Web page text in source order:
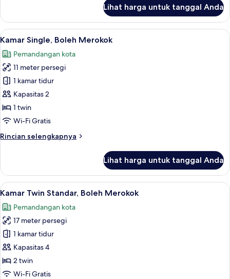
Kamar
Lihat harga untuk tanggal Anda
Lihat
semua
foto
untuk
Kamar
Single,
Boleh
Merokok
Selimut bulu angsa, meja kerja, tirai
10
Kamar Single, Boleh Merokok
Pemandangan kota
11 meter persegi
1 kamar tidur
Kapasitas 2
1 twin
Wi-Fi Gratis
Rincian selengkapnya
Rincian
Kamar
Single,
Boleh
Lihat harga untuk tanggal Anda
Lihat
semua
foto
untuk
Kamar
Twin
Standar,
Boleh
Selimut bulu angsa, meja kerja, tirai
10
Kamar Twin Standar, Boleh Merokok
Pemandangan kota
17 meter persegi
1 kamar tidur
Kapasitas 4
2 twin
Wi-Fi Gratis